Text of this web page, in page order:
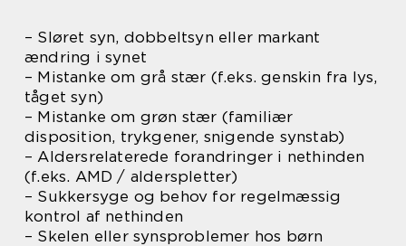
– Sløret syn, dobbeltsyn eller markant
ændring i synet
– Mistanke om grå stær (f.eks. genskin fra lys,
tåget syn)
– Mistanke om grøn stær (familiær
disposition, trykgener, snigende synstab)
– Aldersrelaterede forandringer i nethinden
(f.eks. AMD / alderspletter)
– Sukkersyge og behov for regelmæssig
kontrol af nethinden
– Skelen eller synsproblemer hos børn